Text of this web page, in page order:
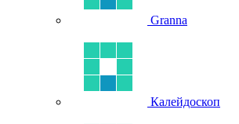
Granna
Калейдоскоп